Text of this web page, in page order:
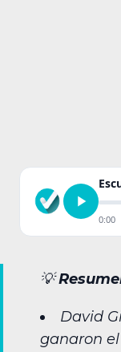
0:00
💡
David
ganaron